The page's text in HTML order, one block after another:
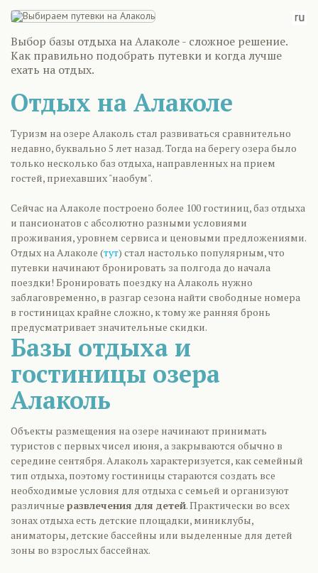
Выбор базы отдыха на Алаколе - сложное решение.
Как правильно подобрать путевки и когда лучше
ехать на отдых.
Отдых на Алаколе
Туризм на озере Алаколь стал развиваться сравнительно
недавно, буквально 5 лет назад. Тогда на берегу озера было
только несколько баз отдыха, направленных на прием
гостей, приехавших "наобум".
Сейчас на Алаколе построено более 100 гостиниц, баз отдыха
и пансионатов с абсолютно разными условиями
проживания, уровнем сервиса и ценовыми предложениями.
Отдых на Алаколе (тут) стал настолько популярным, что
путевки начинают бронировать за полгода до начала
поездки! Бронировать поездку на Алаколь нужно
заблаговременно, в разгар сезона найти свободные номера
в гостиницах крайне сложно, к тому же ранняя бронь
предусматривает значительные скидки.
Базы отдыха и
гостиницы озера
Алаколь
Объекты размещения на озере начинают принимать
туристов с первых чисел июня, а закрываются обычно в
середине сентября. Алаколь характеризуется, как семейный
тип отдыха, поэтому гостиницы стараются создать все
необходимые условия для отдыха с семьей и организуют
различные развлечения для детей. Практически во всех
зонах отдыха есть детские площадки, миниклубы,
аниматоры, детские бассейны или выделенные для детей
зоны во взрослых бассейнах.